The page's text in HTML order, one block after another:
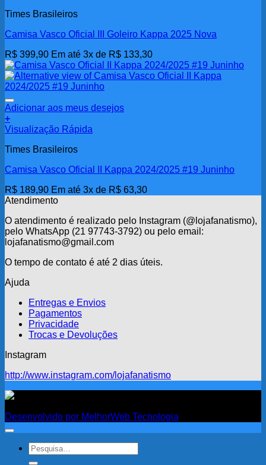
tem
variantes.
opções
podem
ser
escolhidas
na
página
do
produto
Times Brasileiros
Camisa Vasco Oficial III Goleiro Kappa 2025 Nova
R$ 399,90 Em até 3x de R$ 133,30
Adicionar aos meus desejos
+
Visualização Rápida
Times Brasileiros
Camisa Vasco Oficial II Kappa 2024/2025 #19 Juninho
R$ 189,90 Em até 3x de R$ 63,30
Atendimento
O atendimento é realizado pelo Instagram (@lojafanatismo),
pelo WhatsApp (21 97743-3792) ou pelo email:
lojafanatismo@gmail.com
O tempo de contato é até 2 dias úteis.
Ajuda
Entregas e Envios
Pagamentos
Privacidade
Trocas e Devoluções
Instagram
http://www.instagram.com/lojafanatismo
Desenvolvido por MelhorWeb Tecnologia
Pesquisar
por: